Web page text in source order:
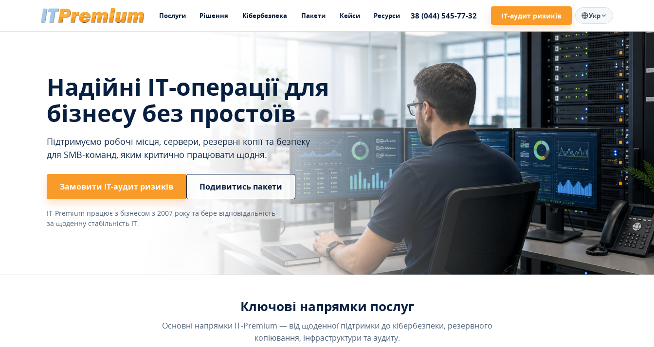
Послуги Рішення Кібербезпека Пакети Кейси Ресурси 38 (044) 545-77-32 ІТ-аудит ризиків Укр
Надійні IT-операції для
бізнесу без простоїв
Підтримуємо робочі місця, сервери, резервні копії та безпеку
для SMB-команд, яким критично працювати щодня.
Замовити ІТ-аудит ризиків Подивитись пакети
IT-Premium працює з бізнесом з 2007 року та бере відповідальність
за щоденну стабільність IT.
Ключові напрямки послуг
Основні напрямки IT-Premium — від щоденної підтримки до кібербезпеки, резервного
копіювання, інфраструктури та аудиту.